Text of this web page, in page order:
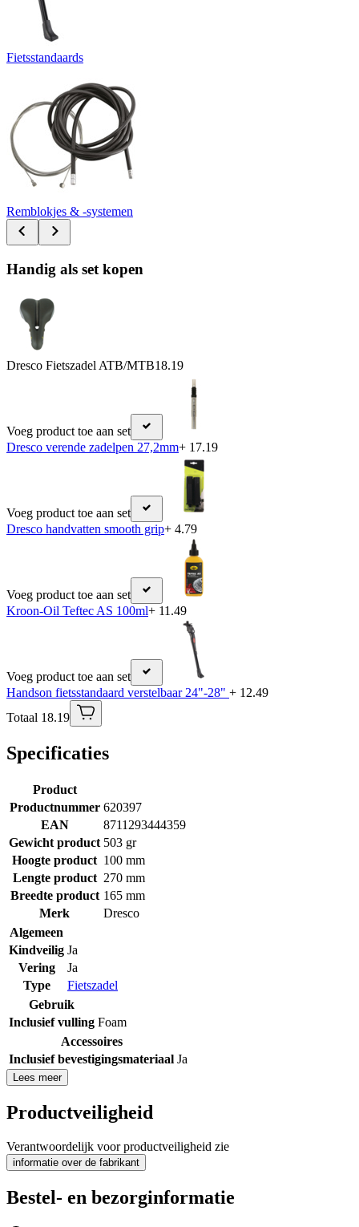
Fietsstandaards
Remblokjes & -systemen
Handig als set kopen
Dresco Fietszadel ATB/MTB18.19
Voeg product toe aan set
Dresco verende zadelpen 27,2mm+ 17.19
Voeg product toe aan set
Dresco handvatten smooth grip+ 4.79
Voeg product toe aan set
Kroon-Oil Teftec AS 100ml+ 11.49
Voeg product toe aan set
Handson fietsstandaard verstelbaar 24"-28" + 12.49
Totaal 18.19
Specificaties
Product
Productnummer 620397
EAN
8711293444359
Gewicht product 503 gr
Hoogte product 100 mm
Lengte product 270 mm
Breedte product 165 mm
Merk
Dresco
Algemeen
Kindveilig Ja
Vering
Ja
Type
Fietszadel
Gebruik
Inclusief vulling Foam
Accessoires
Inclusief bevestigingsmateriaal Ja
Lees meer
Productveiligheid
Verantwoordelijk voor productveiligheid zie
informatie over de fabrikant
Bestel- en bezorginformatie